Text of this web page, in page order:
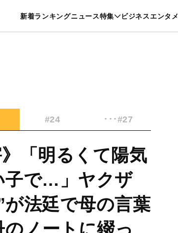
新着ランキングニュース特集 ビジネスエンタメ
暮らし スポーツ ヘルスケア 美容 グルメ
#24 ･･･#27
》「明るくて陽気
子で…」ヤクザ
法廷で母の言葉
ノートに綴っ